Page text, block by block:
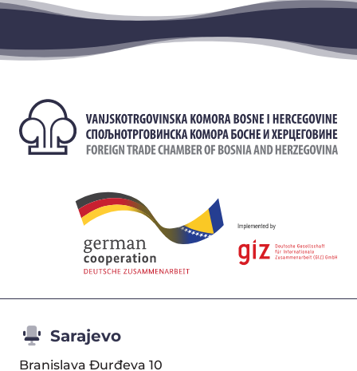
Sarajevo
Branislava Đurđeva 10